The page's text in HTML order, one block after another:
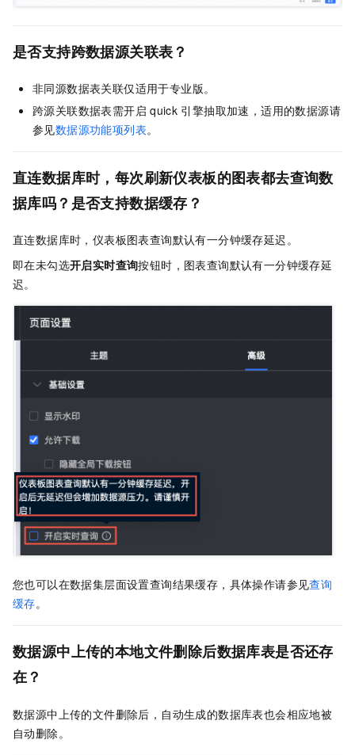
是否支持跨数据源关联表？
非同源数据表关联仅适用于专业版。
跨源关联数据表需开启 quick 引擎抽取加速，适用的数据源请
参见数据源功能项列表。
直连数据库时，每次刷新仪表板的图表都去查询数
据库吗？是否支持数据缓存？
直连数据库时，仪表板图表查询默认有一分钟缓存延迟。
即在未勾选开启实时查询按钮时，图表查询默认有一分钟缓存延
迟。
您也可以在数据集层面设置查询结果缓存，具体操作请参见查询
缓存。
数据源中上传的本地文件删除后数据库表是否还存
在？
数据源中上传的文件删除后，自动生成的数据库表也会相应地被
自动删除。